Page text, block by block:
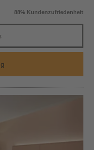
88% Kundenzufriedenheit